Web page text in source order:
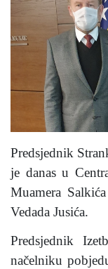
Predsjednik
je danas u
Muamera
Vedada Jusića.
Predsjednik
načelniku